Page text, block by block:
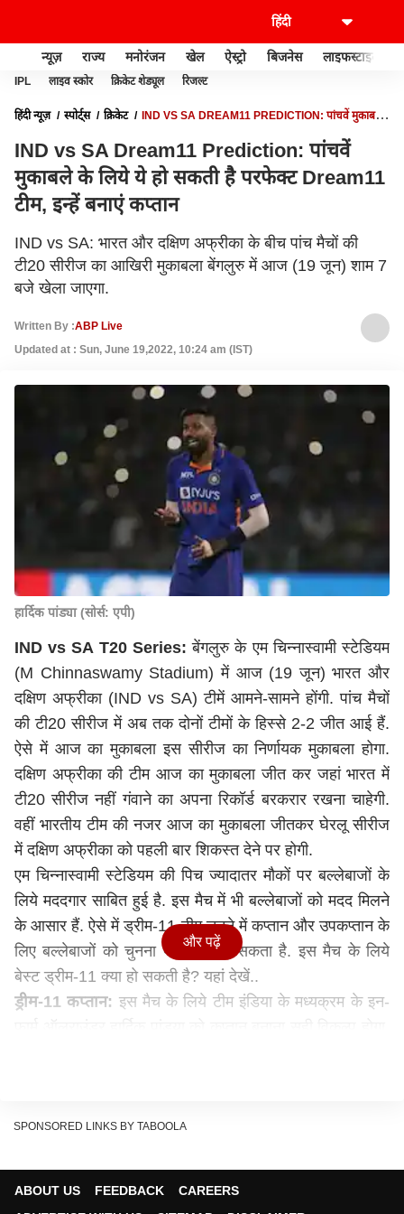
न्यूज़ राज्य मनोरंजन खेल ऐस्ट्रो बिजनेस लाइफस्टाइल
IPL लाइव स्कोर क्रिकेट शेड्यूल रिजल्ट
हिंदी न्यूज़ स्पोर्ट्स क्रिकेट
IND VS SA DREAM11 PREDICTION: पांचवें मुकाबले
IND vs SA Dream11 Prediction: पांचवें
मुकाबले के लिये ये हो सकती है परफेक्ट Dream11
टीम, इन्हें बनाएं कप्तान
IND vs SA: भारत और दक्षिण अफ्रीका के बीच पांच मैचों की
टी20 सीरीज का आखिरी मुकाबला बेंगलुरु में आज (19 जून) शाम 7
बजे खेला जाएगा.
Written By :ABP Live
Updated at : Sun, June 19,2022, 10:24 am (IST)
हार्दिक पांड्या (सोर्स: एपी)
IND vs SA T20 Series: बेंगलुरु के एम चिन्नास्वामी स्टेडियम
(M Chinnaswamy Stadium) में आज (19 जून) भारत और
दक्षिण अफ्रीका (IND vs SA) टीमें आमने-सामने होंगी. पांच मैचों
की टी20 सीरीज में अब तक दोनों टीमों के हिस्से 2-2 जीत आई हैं.
ऐसे में आज का मुकाबला इस सीरीज का निर्णायक मुकाबला होगा.
दक्षिण अफ्रीका की टीम आज का मुकाबला जीत कर जहां भारत में
टी20 सीरीज नहीं गंवाने का अपना रिकॉर्ड बरकरार रखना चाहेगी.
वहीं भारतीय टीम की नजर आज का मुकाबला जीतकर घेरलू सीरीज
में दक्षिण अफ्रीका को पहली बार शिकस्त देने पर होगी.
एम चिन्नास्वामी स्टेडियम की पिच ज्यादातर मौकों पर बल्लेबाजों के
लिये मददगार साबित हुई है. इस मैच में भी बल्लेबाजों को मदद मिलने
के आसार हैं. ऐसे में ड्रीम-11 टीम चुनने में कप्तान और उपकप्तान के
लिए बल्लेबाजों को चुनना फायदेमंद हो सकता है. इस मैच के लिये
बेस्ट ड्रीम-11 क्या हो सकती है? यहां देखें..
ड्रीम-11 कप्तान: इस मैच के लिये टीम इंडिया के मध्यक्रम के इन-
हैं. वह लय में हैं और आज के मुकाबले में टीम इंडिया के लिये खेल
और पढ़ें
SPONSORED LINKS BY TABOOLA
ABOUT US FEEDBACK
CAREERS